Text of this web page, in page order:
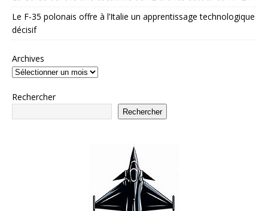
Le F-35 polonais offre à l’Italie un apprentissage technologique
décisif
Archives
Rechercher
Rechercher